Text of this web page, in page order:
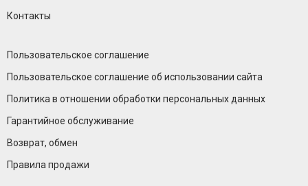
Контакты
Пользовательское соглашение
Пользовательское соглашение об использовании сайта
Политика в отношении обработки персональных данных
Гарантийное обслуживание
Возврат, обмен
Правила продажи